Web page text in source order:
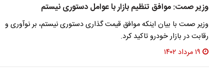
وزیر صمت: موافق تنظیم بازار با عوامل دستوری نیستم
وزیر صمت با بیان اینکه موافق قیمت گذاری دستوری نیستم، بر نوآوری و
رقابت در بازار خودرو تاکید کرد.
۱۹ مرداد ۱۴۰۲